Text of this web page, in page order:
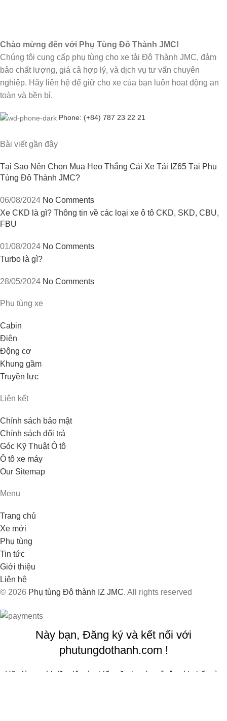
Chào mừng đến với Phụ Tùng Đô Thành JMC!
Chúng tôi cung cấp phụ tùng cho xe tải Đô Thành JMC, đảm
bảo chất lượng, giá cả hợp lý, và dịch vụ tư vấn chuyên
nghiệp. Hãy liên hệ để giữ cho xe của bạn luôn hoạt động an
toàn và bền bỉ.
Phone: (+84) 787 23 22 21
Bài viết gần đây
Tại Sao Nên Chọn Mua Heo Thắng Cái Xe Tải IZ65 Tại Phụ
Tùng Đô Thành JMC?
06/08/2024 No Comments
Xe CKD là gì? Thông tin về các loại xe ô tô CKD, SKD, CBU,
FBU
01/08/2024 No Comments
Turbo là gì?
28/05/2024 No Comments
Phụ tùng xe
Cabin
Điện
Động cơ
Khung gầm
Truyền lực
Liên kết
Chính sách bảo mật
Chính sách đổi trả
Góc Kỹ Thuật Ô tô
Ô tô xe máy
Our Sitemap
Menu
Trang chủ
Xe mới
Phụ tùng
Tin tức
Giới thiệu
Liên hệ
© 2026 Phụ tùng Đô thành IZ JMC. All rights reserved
Này bạn, Đăng ký và kết nối với
phutungdothanh.com !
Hãy là người đầu tiên tìm hiểu về phụ tùng ô tô mới nhất của